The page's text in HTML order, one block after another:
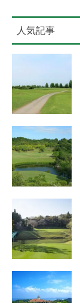
人気記事